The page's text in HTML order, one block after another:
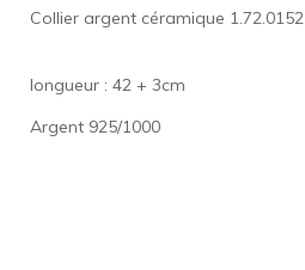
Collier argent céramique 1.72.0152
longueur : 42 + 3cm
Argent 925/1000